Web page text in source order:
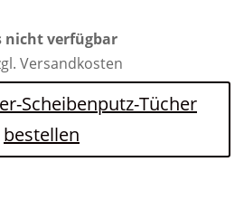
nicht verfügbar
Versandkosten
Scheibenputz-Tücher
bestellen